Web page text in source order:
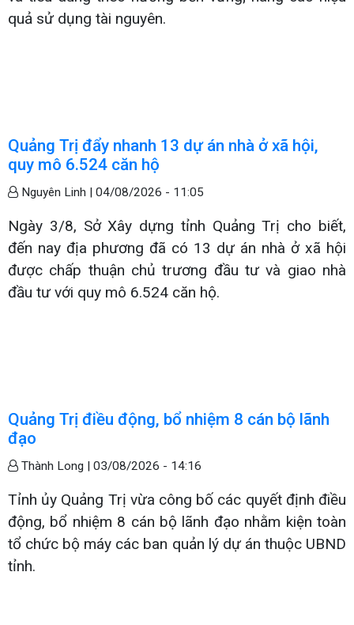
quả sử dụng tài nguyên.
Quảng Trị đẩy nhanh 13 dự án nhà ở xã hội,
quy mô 6.524 căn hộ
Nguyên Linh | 04/08/2026 - 11:05
Ngày 3/8, Sở Xây dựng tỉnh Quảng Trị cho biết,
đến nay địa phương đã có 13 dự án nhà ở xã hội
được chấp thuận chủ trương đầu tư và giao nhà
đầu tư với quy mô 6.524 căn hộ.
Quảng Trị điều động, bổ nhiệm 8 cán bộ lãnh
đạo
Thành Long | 03/08/2026 - 14:16
Tỉnh ủy Quảng Trị vừa công bố các quyết định điều
động, bổ nhiệm 8 cán bộ lãnh đạo nhằm kiện toàn
tổ chức bộ máy các ban quản lý dự án thuộc UBND
tỉnh.